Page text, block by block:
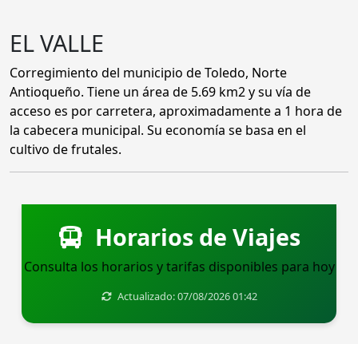
EL VALLE
Corregimiento del municipio de Toledo, Norte
Antioqueño. Tiene un área de 5.69 km2 y su vía de
acceso es por carretera, aproximadamente a 1 hora de
la cabecera municipal. Su economía se basa en el
cultivo de frutales.
Horarios de Viajes
Consulta los horarios y tarifas disponibles para hoy
Actualizado: 07/08/2026 01:42